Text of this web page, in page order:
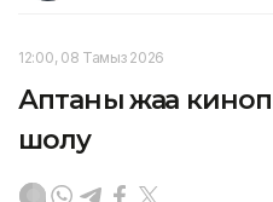
12:00, 08 Тамыз 2026
Аптаның жаңа
шолу